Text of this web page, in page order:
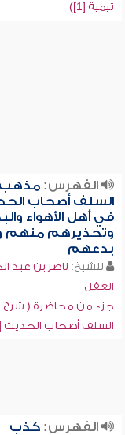
تيمية [1])
الفهرس:مذهب
السلف أصحاب
في أهل الأهواء
وتحذيرهم منهم
بدعهم
للشيخ: ناصر بن عبد
العقل
جزء من محاضرة ( شرح
السلف أصحاب الحديث
الفهرس:كذب